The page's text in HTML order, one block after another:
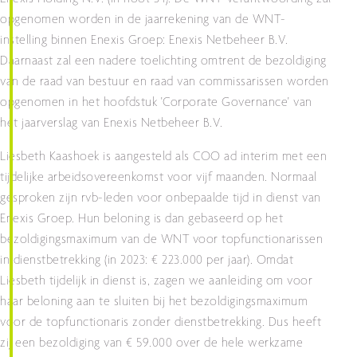
opgenomen worden in de jaarrekening van de WNT-
instelling binnen Enexis Groep: Enexis Netbeheer B.V.
Daarnaast zal een nadere toelichting omtrent de bezoldiging
van de raad van bestuur en raad van commissarissen worden
opgenomen in het hoofdstuk 'Corporate Governance' van
het jaarverslag van Enexis Netbeheer B.V.
Liesbeth Kaashoek is aangesteld als COO ad interim met een
tijdelijke arbeidsovereenkomst voor vijf maanden. Normaal
gesproken zijn rvb-leden voor onbepaalde tijd in dienst van
Enexis Groep. Hun beloning is dan gebaseerd op het
bezoldigingsmaximum van de WNT voor topfunctionarissen
in dienstbetrekking (in 2023: € 223.000 per jaar). Omdat
Liesbeth tijdelijk in dienst is, zagen we aanleiding om voor
haar beloning aan te sluiten bij het bezoldigingsmaximum
voor de topfunctionaris zonder dienstbetrekking. Dus heeft
zij een bezoldiging van € 59.000 over de hele werkzame